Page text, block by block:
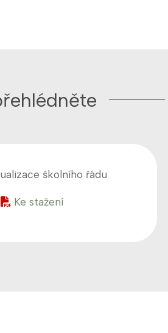
školního řádu
Ke stažení